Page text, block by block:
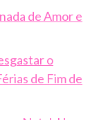
de Amor e
o
de Fim de